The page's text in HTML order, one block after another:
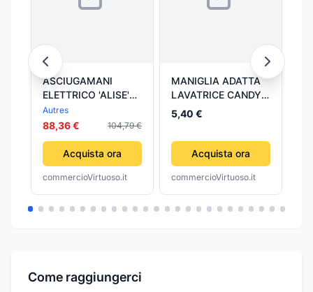
ASCIUGAMANI
ELETTRICO 'ALISE'
1800 watt - bianco
Autres
88,36 € 104,79 €
Acquista ora
commercioVirtuoso.it
MANIGLIA ADATTA
LAVATRICE CANDY
HOOVER OBLO
ZEROWATT ALISE LH
5,40 €
Acquista ora
commercioVirtuoso.it
Come raggiungerci